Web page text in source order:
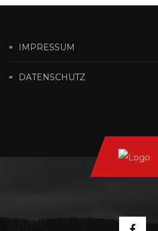
IMPRESSUM
DATENSCHUTZ